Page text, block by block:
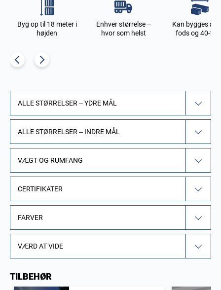
Byg op til 18 meter i
højden
Enhver størrelse –
hvor som helst
Kan bygges af
fods og 40-
ALLE STØRRELSER – YDRE MÅL
ALLE STØRRELSER – INDRE MÅL
VÆGT OG RUMFANG
CERTIFIKATER
FARVER
VÆRD AT VIDE
TILBEHØR